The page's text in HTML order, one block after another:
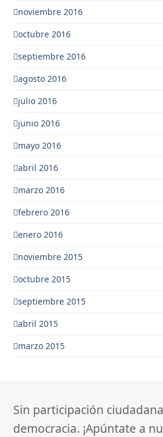
noviembre 2016
octubre 2016
septiembre 2016
agosto 2016
julio 2016
junio 2016
mayo 2016
abril 2016
marzo 2016
febrero 2016
enero 2016
noviembre 2015
octubre 2015
septiembre 2015
abril 2015
marzo 2015
Sin participación
democracia. ¡Apúntate a